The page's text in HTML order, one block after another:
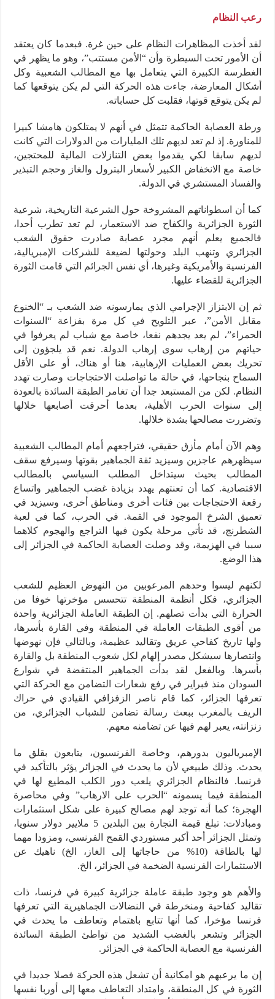
رعب النظام
لقد أخذت المظاهرات النظام على حين غرة. فبعدما كان يعتقد
أن الأمور تحت السيطرة وأن “الأمن مستتب”، وهو ما يظهر في
الغطرسة الكبيرة التي يتعامل بها مع المطالب الشعبية وكل
أشكال المعارضة، جاءت هذه الحركة التي لم يكن يتوقعها كما
لم يكن يتوقع قوتها، فقلبت كل حساباته.
ورطة العصابة الحاكمة تتمثل في أنهم لا يمتلكون هامشا كبيرا
للمناورة. إذ لم تعد لديهم تلك المليارات من الدولارات التي كانت
لديهم سابقا لكي يقدموا بعض التنازلات المالية للمحتجين،
خاصة مع الانخفاض الكبير لأسعار البترول والغاز وحجم التبذير
والفساد المستشري في الدولة.
كما أن اسطواناتهم المشروخة حول الشرعية التاريخية، شرعية
الثورة الجزائرية والكفاح ضد الاستعمار، لم تعد تطرب أحدا،
فالجميع يعلم أنهم مجرد عصابة صادرت حقوق الشعب
الجزائري وتنهب البلد وحولتها لضيعة للشركات الإمبريالية،
الفرنسية والأمريكية وغيرها، أي نفس الجرائم التي قامت الثورة
الجزائرية للقضاء عليها.
ثم إن الابتزاز الإجرامي الذي يمارسونه ضد الشعب بـ “الخنوع
مقابل الأمن”، عبر التلويح في كل مرة بفزاعة “السنوات
الحمراء”، لم يعد يجدهم نفعا، خاصة مع شباب لم يعرفوا في
حياتهم من إرهاب سوى إرهاب الدولة. نعم قد يلجؤون إلى
تحريك بعض العمليات الإرهابية، هنا أو هناك، أو على الأقل
السماح بنجاحها، في حالة ما تواصلت الاحتجاجات وصارت تهدد
النظام. لكن من المستبعد جدا أن تغامر الطبقة السائدة بالعودة
إلى سنوات الحرب الأهلية، بعدما أحرقت أصابعها خلالها
وتضررت مصالحها بشدة خلالها.
وهم الآن أمام مأزق حقيقي، فتراجعهم أمام المطالب الشعبية
سيظهرهم عاجزين وسيزيد ثقة الجماهير بقوتها وسيرفع سقف
المطالب بحيث سيتداخل المطلب السياسي بالمطالب
الاقتصادية. كما أن تعنتهم يهدد بزيادة غضب الجماهير واتساع
رقعة الاحتجاجات بين فئات أخرى ومناطق أخرى، وسيزيد في
تعميق الشرخ الموجود في القمة. في الحرب، كما في لعبة
الشطرنج، قد تأتي مرحلة يكون فيها التراجع والهجوم كلاهما
سببا في الهزيمة، وقد وصلت العصابة الحاكمة في الجزائر إلى
هذا الوضع.
لكنهم ليسوا وحدهم المرعوبين من النهوض العظيم للشعب
الجزائري، فكل أنظمة المنطقة تتحسس مؤخرتها خوفا من
الحرارة التي بدأت تصلهم. إن الطبقة العاملة الجزائرية واحدة
من أقوى الطبقات العاملة في المنطقة وفي القارة بأسرها،
ولها تاريخ كفاحي عريق وتقاليد عظيمة، وبالتالي فإن نهوضها
وانتصارها سيشكل مصدر إلهام لكل شعوب المنطقة بل والقارة
بأسرها. وبالفعل لقد بدأت الجماهير المنتفضة في شوارع
السودان منذ فبراير في رفع شعارات التضامن مع الحركة التي
تعرفها الجزائر، كما قام ناصر الزفزافي القيادي في حراك
الريف بالمغرب ببعث رسالة تضامن للشباب الجزائري، من
زنزانته، يعبر لهم فيها عن تضامنه معهم.
الإمبرياليون بدورهم، وخاصة الفرنسيون، يتابعون بقلق ما
يحدث. وذلك طبيعي لأن ما يحدث في الجزائر يؤثر بالتأكيد في
فرنسا. فالنظام الجزائري يلعب دور الكلب المطيع لها في
المنطقة فيما يسمونه “الحرب على الارهاب” وفي محاصرة
الهجرة؛ كما أنه توجد لهم مصالح كبيرة على شكل استثمارات
ومبادلات: تبلغ قيمة التجارة بين البلدين 5 ملايير دولار سنويا،
وتمثل الجزائر أحد أكبر مستوردي القمح الفرنسي، ومزودا مهما
لها بالطاقة (10% من حاجاتها إلى الغاز، الخ) ناهيك عن
الاستثمارات الفرنسية الضخمة في الجزائر، الخ.
والأهم هو وجود طبقة عاملة جزائرية كبيرة في فرنسا، ذات
تقاليد كفاحية ومنخرطة في النضالات الجماهيرية التي تعرفها
فرنسا مؤخرا، كما أنها تتابع باهتمام وتعاطف ما يحدث في
الجزائر وتشعر بالغضب الشديد من تواطئ الطبقة السائدة
الفرنسية مع العصابة الحاكمة في الجزائر.
إن ما يرعبهم هو امكانية أن تشعل هذه الحركة فصلا جديدا في
الثورة في كل المنطقة، وامتداد التعاطف معها إلى أوربا نفسها